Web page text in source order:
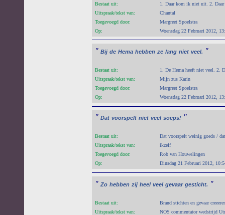
Bestaat uit:
1. Daar kom ik niet uit. 2.
Uitspraak/tekst van:
Chantal
Toegevoegd door:
Margreet Spoelstra
Op:
Woensdag 22 Februari 2012,
" Bij de Hema hebben ze lang niet veel. "
Bestaat uit:
1. De Hema heeft niet veel. 2.
Uitspraak/tekst van:
Mijn zus Karin
Toegevoegd door:
Margreet Spoelstra
Op:
Woensdag 22 Februari 2012,
" Dat voorspelt niet veel soeps! "
Bestaat uit:
Dat voorspelt weinig goeds /
Uitspraak/tekst van:
ikzelf
Toegevoegd door:
Rob van Houwelingen
Op:
Dinsdag 21 Februari 2012,
" Zo hebben zij heel veel gevaar gesticht. "
Bestaat uit:
Brand stichten en gevaar
Uitspraak/tekst van:
NOS commentator wedstrijd